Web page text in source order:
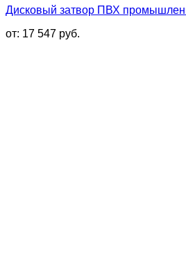
Дисковый затвор ПВХ
от: 17 547 руб.